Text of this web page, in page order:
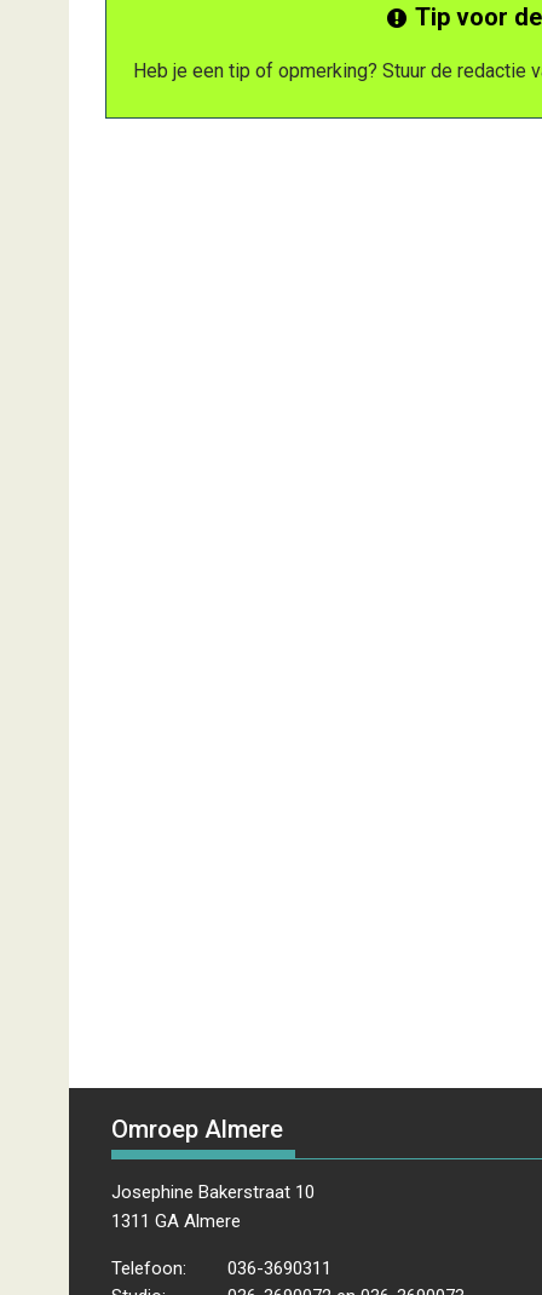
Tip voor
Heb je een tip of opmerking? Stuur de redactie
Omroep Almere
Josephine Bakerstraat 10
1311 GA Almere
Telefoon:
036-3690311